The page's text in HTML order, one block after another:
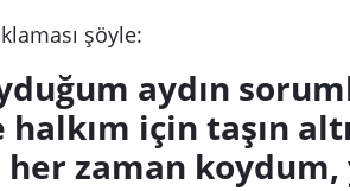
şöyle:
aydın
için taşın
zaman koydum,